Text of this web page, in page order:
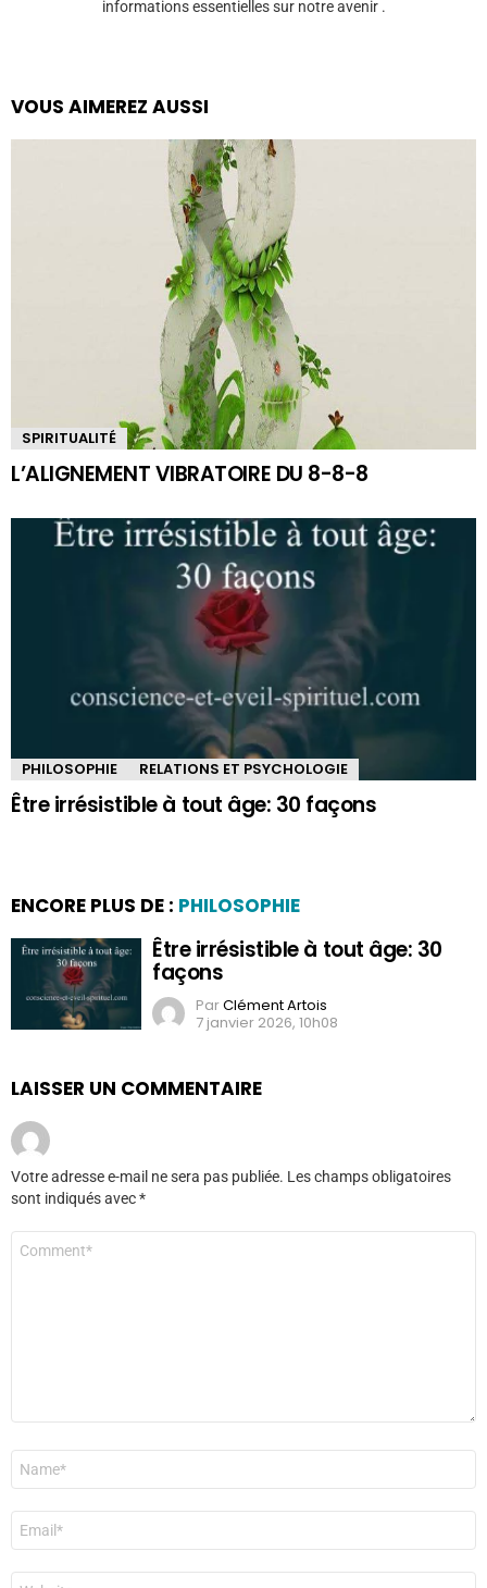
informations essentielles sur notre avenir .
VOUS AIMEREZ AUSSI
SPIRITUALITÉ
L’ALIGNEMENT VIBRATOIRE DU 8-8-8
PHILOSOPHIE RELATIONS ET PSYCHOLOGIE
Être irrésistible à tout âge: 30 façons
ENCORE PLUS DE : PHILOSOPHIE
Être irrésistible à tout âge: 30
façons
ParClément Artois
7 janvier 2026, 10h08
LAISSER UN COMMENTAIRE
Votre adresse e-mail ne sera pas publiée. Les champs obligatoires
sont indiqués avec*
mail
*
Site